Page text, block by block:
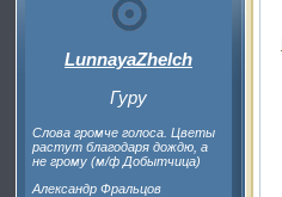
LunnayaZhelch
Гуру
Слова громче голоса. Цветы
растут благодаря дождю, а
не грому (м/ф Добытчица)
Александр Фральцов